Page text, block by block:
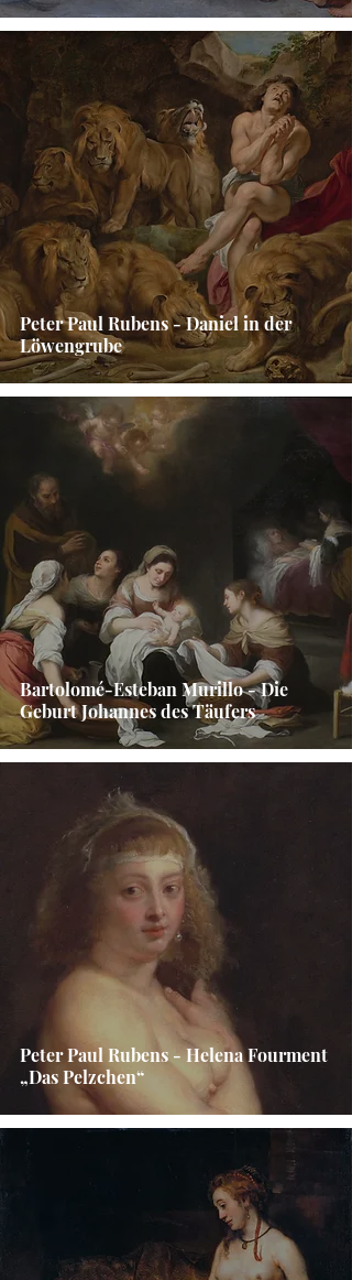
Peter Paul Rubens - Daniel in der
Löwengrube
Bartolomé-Esteban Murillo - Die
Geburt Johannes des Täufers
Peter Paul Rubens - Helena Fourment
„Das Pelzchen“